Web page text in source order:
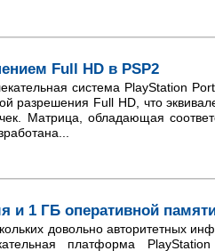
Full HD в PSP2
система PlayStation
разрешения Full HD, что
Матрица, обладающая
и 1 ГБ оперативной
довольно авторитетных
платформа